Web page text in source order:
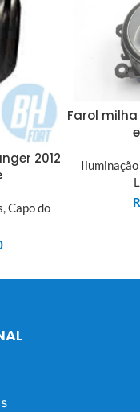
2012
,Capo do
Farol